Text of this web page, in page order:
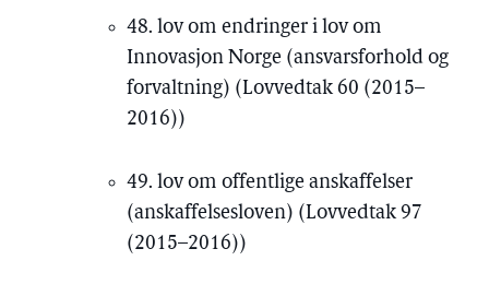
48. lov om endringer i lov om
Innovasjon Norge (ansvarsforhold og
forvaltning) (Lovvedtak 60 (2015–
2016))
49. lov om offentlige anskaffelser
(anskaffelsesloven) (Lovvedtak 97
(2015–2016))